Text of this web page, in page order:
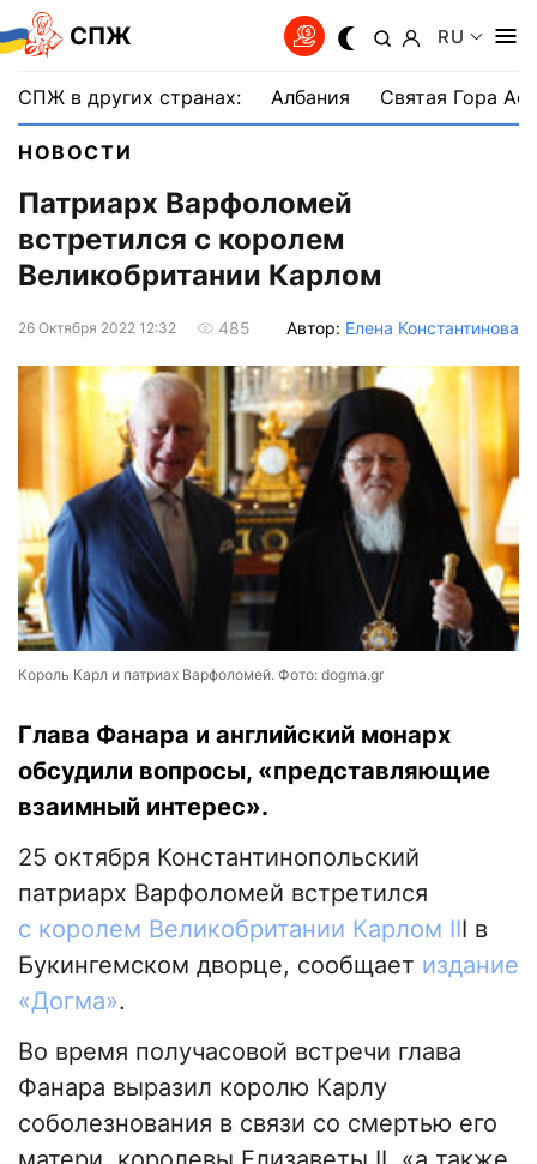
СПЖ RU
СПЖ в других странах: Албания Святая Гора
НОВОСТИ
Патриарх Варфоломей
встретился с королем
Великобритании Карлом
26 Октября 2022 12:32 485 Автор: Елена Константинова
Король Карл и патриах Варфоломей. Фото: dogma.gr
Глава Фанара и английский монарх
обсудили вопросы, «представляющие
взаимный интерес».
25 октября Константинопольский
патриарх Варфоломей встретился
с королем Великобритании Карлом III в
Букингемском дворце, сообщает издание
«Догма».
Во время получасовой встречи глава
Фанара выразил королю Карлу
соболезнования в связи со смертью его